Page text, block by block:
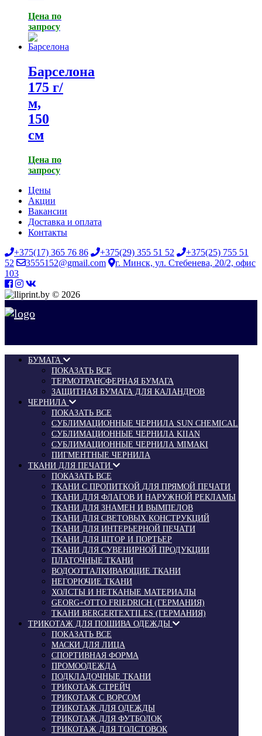
Цена по
запросу
Барселона
175 г/
м,
150
см
Цена по
запросу
Цены
Акции
Вакансии
Доставка и оплата
Контакты
+375(17) 365 76 86
+375(29) 355 51 52
+375(25) 755 51
52
3555152@gmail.com
г. Минск, ул. Стебенева, 20/2, офис
103
© 2026
БУМАГА
ПОКАЗАТЬ ВСЕ
ТЕРМОТРАНСФЕРНАЯ БУМАГА
ЗАЩИТНАЯ БУМАГА ДЛЯ КАЛАНДРОВ
ЧЕРНИЛА
ПОКАЗАТЬ ВСЕ
СУБЛИМАЦИОННЫЕ ЧЕРНИЛА SUN CHEMICAL
СУБЛИМАЦИОННЫЕ ЧЕРНИЛА KIIAN
СУБЛИМАЦИОННЫЕ ЧЕРНИЛА MIMAKI
ПИГМЕНТНЫЕ ЧЕРНИЛА
ТКАНИ ДЛЯ ПЕЧАТИ
ПОКАЗАТЬ ВСЕ
ТКАНИ С ПРОПИТКОЙ ДЛЯ ПРЯМОЙ ПЕЧАТИ
ТКАНИ ДЛЯ ФЛАГОВ И НАРУЖНОЙ РЕКЛАМЫ
ТКАНИ ДЛЯ ЗНАМЕН И ВЫМПЕЛОВ
ТКАНИ ДЛЯ СВЕТОВЫХ КОНСТРУКЦИЙ
ТКАНИ ДЛЯ ИНТЕРЬЕРНОЙ ПЕЧАТИ
ТКАНИ ДЛЯ ШТОР И ПОРТЬЕР
ТКАНИ ДЛЯ СУВЕНИРНОЙ ПРОДУКЦИИ
ПЛАТОЧНЫЕ ТКАНИ
ВОДООТТАЛКИВАЮЩИЕ ТКАНИ
НЕГОРЮЧИЕ ТКАНИ
ХОЛСТЫ И НЕТКАНЫЕ МАТЕРИАЛЫ
GEORG+OTTO FRIEDRICH (ГЕРМАНИЯ)
ТКАНИ BERGERTEXTILES (ГЕРМАНИЯ)
ТРИКОТАЖ ДЛЯ ПОШИВА ОДЕЖДЫ
ПОКАЗАТЬ ВСЕ
МАСКИ ДЛЯ ЛИЦА
СПОРТИВНАЯ ФОРМА
ПРОМООДЕЖДА
ПОДКЛАДОЧНЫЕ ТКАНИ
ТРИКОТАЖ СТРЕЙЧ
ТРИКОТАЖ С ВОРСОМ
ТРИКОТАЖ ДЛЯ ОДЕЖДЫ
ТРИКОТАЖ ДЛЯ ФУТБОЛОК
ТРИКОТАЖ ДЛЯ ТОЛСТОВОК